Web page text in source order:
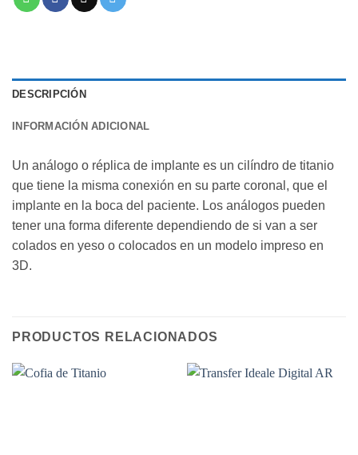
DESCRIPCIÓN
INFORMACIÓN ADICIONAL
Un análogo o réplica de implante es un cilíndro de titanio
que tiene la misma conexión en su parte coronal, que el
implante en la boca del paciente. Los análogos pueden
tener una forma diferente dependiendo de si van a ser
colados en yeso o colocados en un modelo impreso en
3D.
PRODUCTOS RELACIONADOS